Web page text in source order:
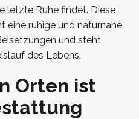
letzte Ruhe findet. Diese
ruhige und naturnahe
und steht
des Lebens.
Orten ist